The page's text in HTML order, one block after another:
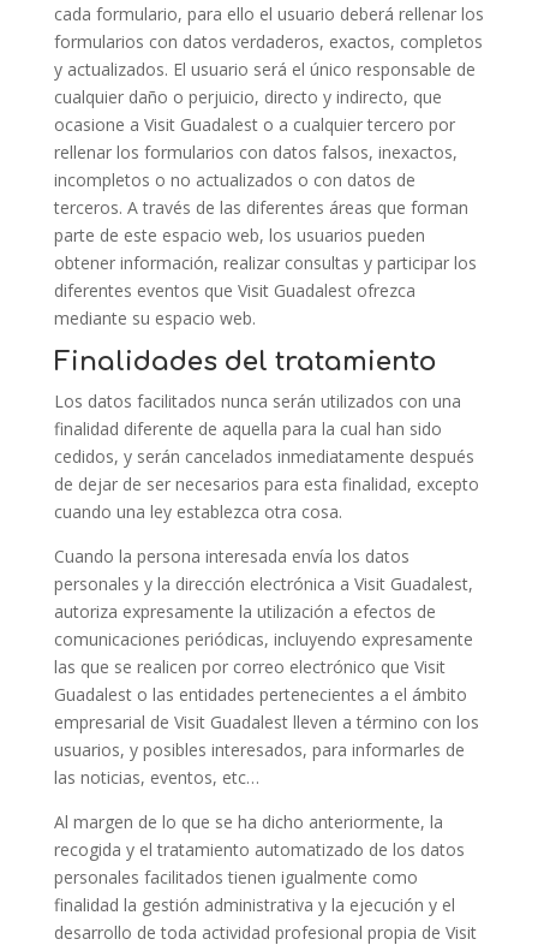
cada formulario, para ello el usuario deberá rellenar los
formularios con datos verdaderos, exactos, completos
y actualizados. El usuario será el único responsable de
cualquier daño o perjuicio, directo y indirecto, que
ocasione a Visit Guadalest o a cualquier tercero por
rellenar los formularios con datos falsos, inexactos,
incompletos o no actualizados o con datos de
terceros. A través de las diferentes áreas que forman
parte de este espacio web, los usuarios pueden
obtener información, realizar consultas y participar los
diferentes eventos que Visit Guadalest ofrezca
mediante su espacio web.
Finalidades del tratamiento
Los datos facilitados nunca serán utilizados con una
finalidad diferente de aquella para la cual han sido
cedidos, y serán cancelados inmediatamente después
de dejar de ser necesarios para esta finalidad, excepto
cuando una ley establezca otra cosa.
Cuando la persona interesada envía los datos
personales y la dirección electrónica a Visit Guadalest,
autoriza expresamente la utilización a efectos de
comunicaciones periódicas, incluyendo expresamente
las que se realicen por correo electrónico que Visit
Guadalest o las entidades pertenecientes a el ámbito
empresarial de Visit Guadalest lleven a término con los
usuarios, y posibles interesados, para informarles de
las noticias, eventos, etc…
Al margen de lo que se ha dicho anteriormente, la
recogida y el tratamiento automatizado de los datos
personales facilitados tienen igualmente como
finalidad la gestión administrativa y la ejecución y el
desarrollo de toda actividad profesional propia de Visit